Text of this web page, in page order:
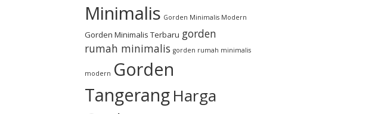
Minimalis Gorden Minimalis Modern
Gorden Minimalis Terbaru gorden
rumah minimalis gorden rumah minimalis
modern Gorden
TangerangHarga